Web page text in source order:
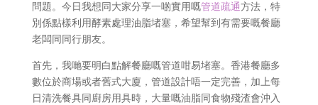
問題。今日我想同大家分享一啲實用嘅管道疏通方法，特
別係點樣利用酵素處理油脂堵塞，希望幫到有需要嘅餐廳
老闆同同行朋友。
首先，我哋要明白點解餐廳嘅管道咁易堵塞。香港餐廳多
數位於商場或者舊式大廈，管道設計唔一定完善，加上每
日清洗餐具同廚房用具時，大量嘅油脂同食物殘渣會沖入